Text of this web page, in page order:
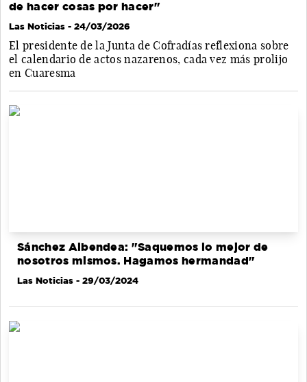
de hacer cosas por hacer"
Las Noticias - 24/03/2026
El presidente de la Junta de Cofradías reflexiona sobre
el calendario de actos nazarenos, cada vez más prolijo
en Cuaresma
Sánchez Albendea: "Saquemos lo mejor de
nosotros mismos. Hagamos hermandad"
Las Noticias - 29/03/2024